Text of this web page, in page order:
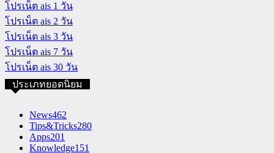
โปรเน็ต ais 1 วัน
โปรเน็ต ais 2 วัน
โปรเน็ต ais 3 วัน
โปรเน็ต ais 7 วัน
โปรเน็ต ais 30 วัน
ประเภทยอดนิยม
News462
Tips&Tricks280
Apps201
Knowledge151